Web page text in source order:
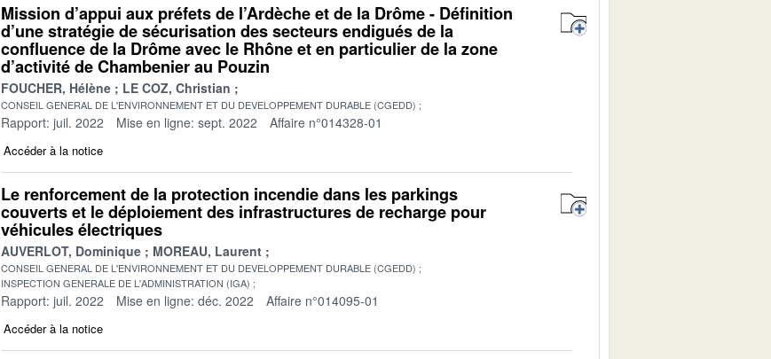
Mission d’appui aux préfets de l’Ardèche et de la Drôme - Définition
d’une stratégie de sécurisation des secteurs endigués de la
confluence de la Drôme avec le Rhône et en particulier de la zone
d’activité de Chambenier au Pouzin
FOUCHER, Hélène LE COZ, Christian
CONSEIL GENERAL DE L'ENVIRONNEMENT ET DU DEVELOPPEMENT DURABLE (CGEDD)
Rapport: juil. 2022 Mise en ligne: sept. 2022 Affaire n°014328-01
Accéder à la notice
Le renforcement de la protection incendie dans les parkings
couverts et le déploiement des infrastructures de recharge pour
véhicules électriques
AUVERLOT, Dominique MOREAU, Laurent
CONSEIL GENERAL DE L'ENVIRONNEMENT ET DU DEVELOPPEMENT DURABLE (CGEDD)
INSPECTION GENERALE DE L'ADMINISTRATION (IGA)
Rapport: juil. 2022 Mise en ligne: déc. 2022 Affaire n°014095-01
Accéder à la notice